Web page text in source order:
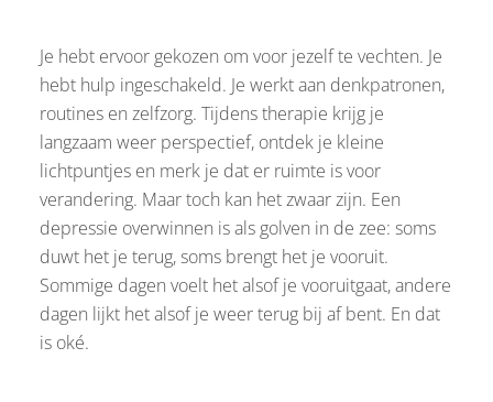
Je hebt ervoor gekozen om voor jezelf te vechten. Je
hebt hulp ingeschakeld. Je werkt aan denkpatronen,
routines en zelfzorg. Tijdens therapie krijg je
langzaam weer perspectief, ontdek je kleine
lichtpuntjes en merk je dat er ruimte is voor
verandering. Maar toch kan het zwaar zijn. Een
depressie overwinnen is als golven in de zee: soms
duwt het je terug, soms brengt het je vooruit.
Sommige dagen voelt het alsof je vooruitgaat, andere
dagen lijkt het alsof je weer terug bij af bent. En dat
is oké.